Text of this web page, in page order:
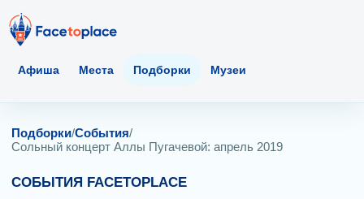
Афиша Места Подборки Музеи
Подборки/События/
Сольный концерт Аллы Пугачевой: апрель 2019
СОБЫТИЯ FACETOPLACE